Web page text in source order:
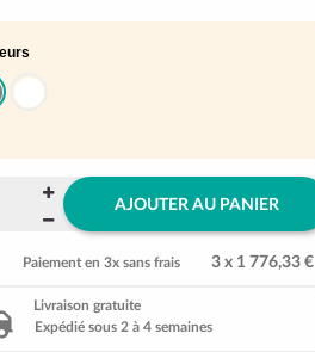
AJOUTER AU PANIER
Paiement en 3x sans frais 3 x 1 776,33 €
Livraison gratuite
Expédié sous 2 à 4 semaines